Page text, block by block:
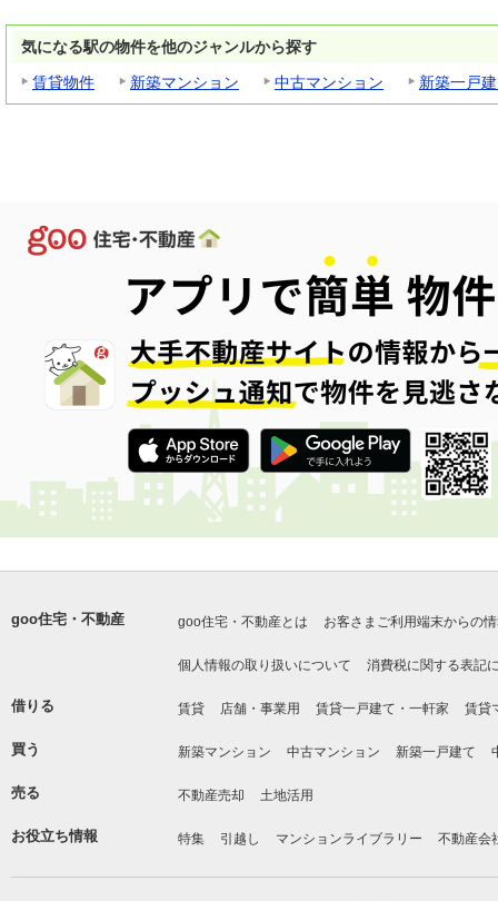
気になる駅の物件を他のジャンルから探す
賃貸物件
新築マンション 中古マンション 新築一戸
goo住宅・不動産 goo住宅・不動産とは お客さまご利用端末からの
個人情報の取り扱いについて 消費税に関する表記
借りる 賃貸 店舗・事業用 賃貸一戸建て・一軒家 賃貸
買う 新築マンション 中古マンション 新築一戸建て
売る 不動産売却 土地活用
お役立ち情報 特集 引越し マンションライブラリー 不動産会